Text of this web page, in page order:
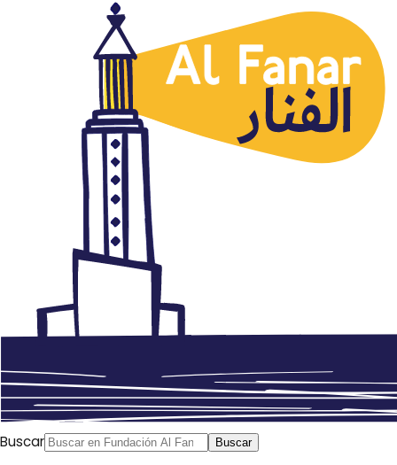
Buscar Buscar
Las series de Ramadán
egipcias: un reflejo de la
realidad social y un
instrumento al servicio del
poder
junio 3, 2021 Autor: AlFanar